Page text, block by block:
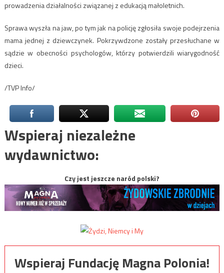
prowadzenia działalności związanej z edukacją małoletnich.
Sprawa wyszła na jaw, po tym jak na policję zgłosiła swoje podejrzenia
mama jednej z dziewczynek. Pokrzywdzone zostały przesłuchane w
sądzie w obecności psychologów, którzy potwierdzili wiarygodność
dzieci.
/TVP Info/
Wspieraj niezależne
wydawnictwo:
Czy jest jeszcze naród polski?
Wspieraj Fundację Magna Polonia!